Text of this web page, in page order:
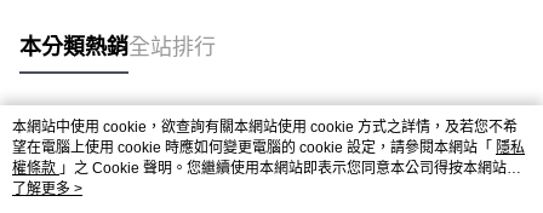
本分類熱銷全站排行
熱門標籤
本網站中使用 cookie，欲查詢有關本網站使用 cookie 方式之詳情，及若您不希
望在電腦上使用 cookie 時應如何變更電腦的 cookie 設定，請參閱本網站「 隱私
權條款 」之 Cookie 聲明。您繼續使用本網站即表示您同意本公司得按本網站使
用條款之 Cookie 聲明使用 cookie。
了解更多 >